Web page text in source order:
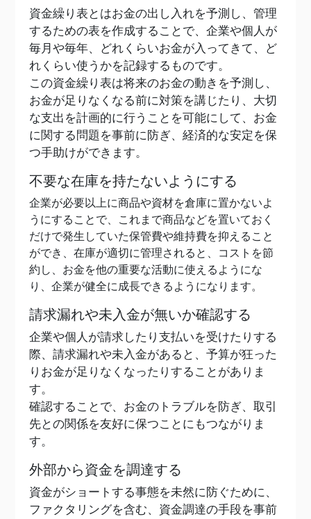
資金繰り表とはお金の出し入れを予測し、管理
するための表を作成することで、企業や個人が
毎月や毎年、どれくらいお金が入ってきて、ど
れくらい使うかを記録するものです。
この資金繰り表は将来のお金の動きを予測し、
お金が足りなくなる前に対策を講じたり、大切
な支出を計画的に行うことを可能にして、お金
に関する問題を事前に防ぎ、経済的な安定を保
つ手助けができます。
不要な在庫を持たないようにする
企業が必要以上に商品や資材を倉庫に置かないよ
うにすることで、これまで商品などを置いておく
だけで発生していた保管費や維持費を抑えること
ができ、在庫が適切に管理されると、コストを節
約し、お金を他の重要な活動に使えるようにな
り、企業が健全に成長できるようになります。
請求漏れや未入金が無いか確認する
企業や個人が請求したり支払いを受けたりする
際、請求漏れや未入金があると、予算が狂った
りお金が足りなくなったりすることがありま
す。
確認することで、お金のトラブルを防ぎ、取引
先との関係を友好に保つことにもつながりま
す。
外部から資金を調達する
資金がショートする事態を未然に防ぐために、
ファクタリングを含む、資金調達の手段を事前